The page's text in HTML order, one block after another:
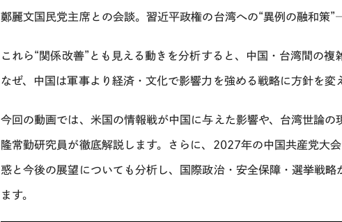
鄭麗文国民党主席との会談。習近平政権の台湾への“異例の融和策
これら“関係改善” とも見える動きを分析すると、中国・台湾間の複
なぜ、中国は軍事より経済・文化で影響力を強める戦略に方針を変
今回の動画では、米国の情報戦が中国に与えた影響や、台湾世論
隆常勤研究員が徹底解説します。さらに、 2027年の中国共産党大会
惑と今後の展望についても分析し、国際政治・安全保障・選挙戦
ます。